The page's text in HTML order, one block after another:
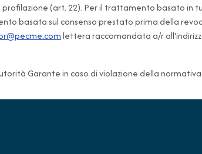
(art. 22). Per il trattamento basato in
basata sul consenso prestato prima della
lettera raccomandata a/r
Garante in caso di violazione della